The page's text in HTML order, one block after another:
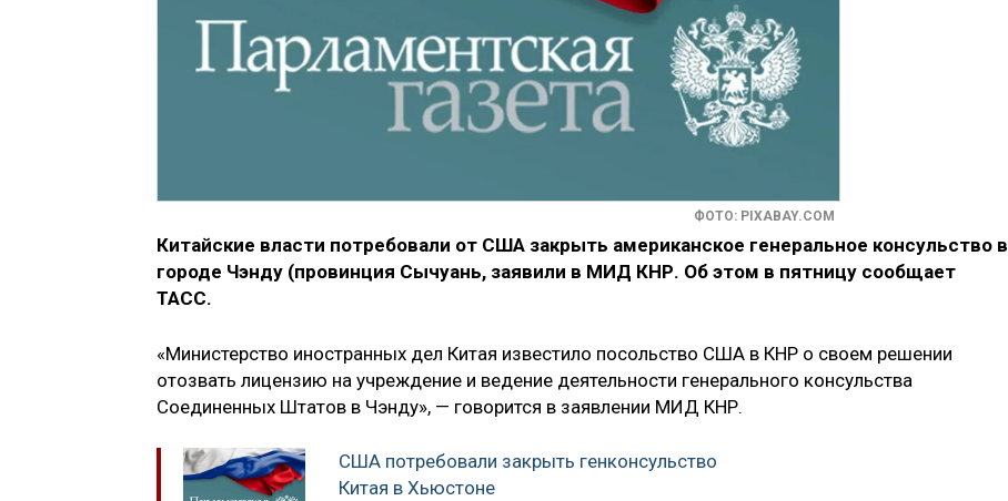
ФОТО: PIXABAY.COM
Китайские власти потребовали от США закрыть американское генеральное консульство в
городе Чэнду (провинция Сычуань, заявили в МИД КНР. Об этом в пятницу сообщает
ТАСС.
«Министерство иностранных дел Китая известило посольство США в КНР о своем решении
отозвать лицензию на учреждение и ведение деятельности генерального консульства
Соединенных Штатов в Чэнду», — говорится в заявлении МИД КНР.
США потребовали закрыть генконсульство
Китая в Хьюстоне